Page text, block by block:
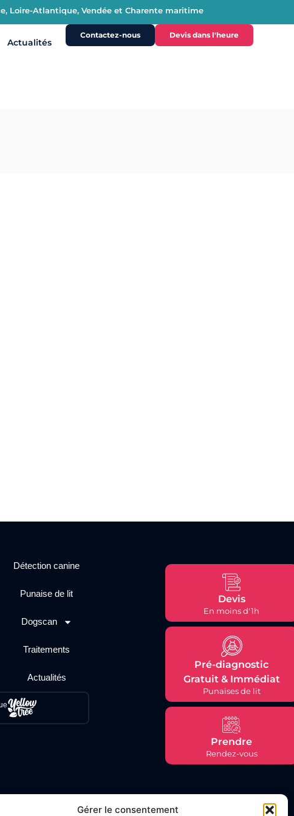
Gérer le consentement
Loire-Atlantique, Vendée et Charente maritime
Actualités
Contactez-nous Devis dans l'heure
Devis
En moins d'1h
Pré-diagnostic
Gratuit & Immédiat
Punaises de lit
Prendre
Rendez-vous
Détection canine
Punaise de lit
Dogscan
Traitements
Actualités